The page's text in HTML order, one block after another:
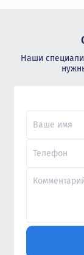
Наши